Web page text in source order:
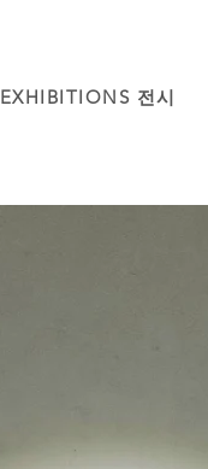
EXHIBITIONS 전시